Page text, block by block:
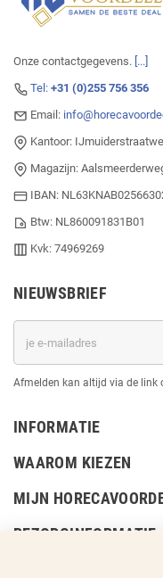
Onze contactgegevens. [...]
Tel: +31 (0)255 756 356
Email:
Kantoor:
Magazijn:
IBAN:
Btw: NL860091831B01
Kvk: 74969269
NIEUWSBRIEF
Afmelden kan altijd via de link
INFORMATIE
WAAROM KIEZEN
MIJN
BEZORGINFORMATIE